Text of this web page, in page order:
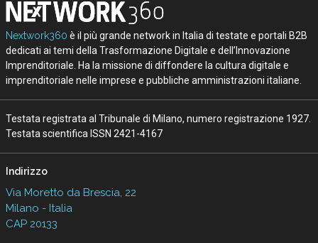
Nextwork360 è il più grande network in Italia di testate e portali B2B
dedicati ai temi della Trasformazione Digitale e dell’Innovazione
Imprenditoriale. Ha la missione di diffondere la cultura digitale e
imprenditoriale nelle imprese e pubbliche amministrazioni italiane.
Testata registrata al Tribunale di Milano, numero registrazione 1927.
Testata scientifica ISSN 2421-4167
Indirizzo
Via Moretto da Brescia, 22
Milano - Italia
CAP 20133